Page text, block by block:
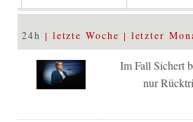
24h letzte Woche letzter
Im Fall Sichert
nur